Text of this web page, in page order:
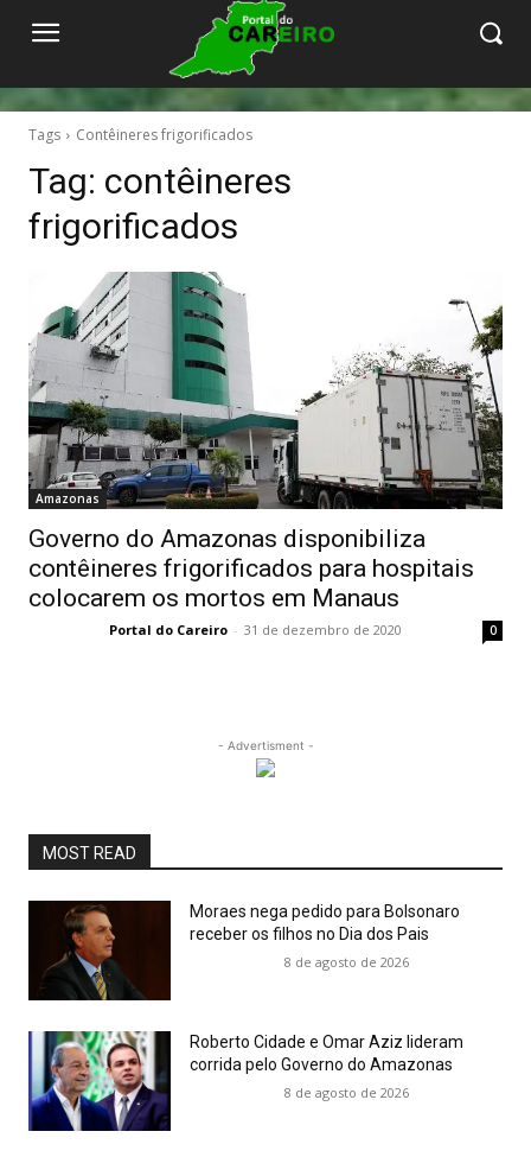
Tags Contêineres frigorificados
Tag: contêineres
frigorificados
Amazonas
Governo do Amazonas disponibiliza
contêineres frigorificados para hospitais
colocarem os mortos em Manaus
Portal do Careiro - 31 de dezembro de 2020 0
- Advertisment -
MOST READ
Moraes nega pedido para Bolsonaro
receber os filhos no Dia dos Pais
8 de agosto de 2026
Roberto Cidade e Omar Aziz lideram
corrida pelo Governo do Amazonas
8 de agosto de 2026